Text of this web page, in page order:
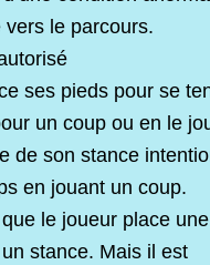
vers le parcours.
ses pieds pour se
un coup ou en le
de son stance
en jouant un coup.
le joueur place une
stance. Mais il est